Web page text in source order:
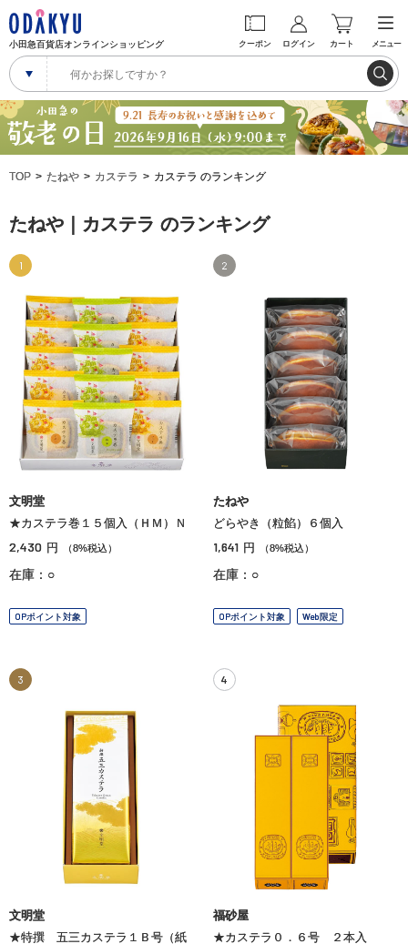
小田急百貨店オンラインショッピング クーポン ログイン カート メニュー
TOP たねや カステラ カステラ のランキング
たねや｜カステラ のランキング
1
文明堂
★カステラ巻１５個入（ＨＭ）Ｎ
2,430 円 （8%税込）
在庫：○
OPポイント対象
2
たねや
どらやき（粒餡）６個入
1,641 円 （8%税込）
在庫：○
OPポイント対象 Web限定
3
文明堂
★特撰 五三カステラ１Ｂ号（紙
4
福砂屋
★カステラ０．６号 ２本入